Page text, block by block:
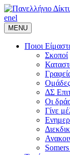
enel
MENU
Ποιοι
Σκοποί
ΔΣ
Οι
Γίνε